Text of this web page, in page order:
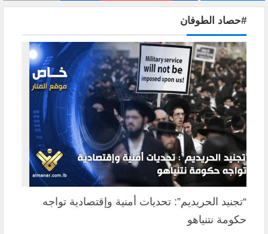
#حصاد الطوفان
“تجنيد الحريديم”: تحديات أمنية وإقتصادية تواجه
حكومة نتنياهو